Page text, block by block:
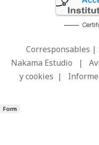
Corresponsables
Nakama Estudio |
y cookies |
Form